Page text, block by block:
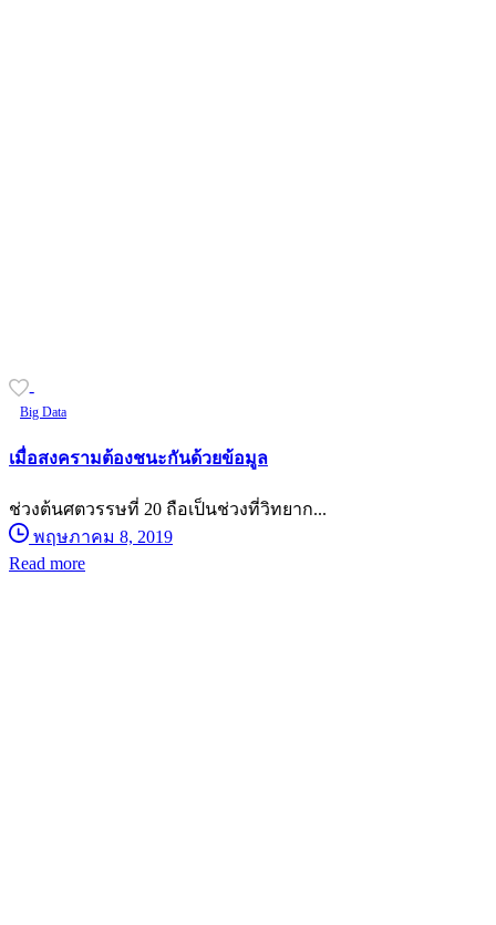
-
Big Data
เมื่อสงครามต้องชนะกันด้วยข้อมูล
ช่วงต้นศตวรรษที่ 20 ถือเป็นช่วงที่วิทยาก...
พฤษภาคม 8, 2019
Read more